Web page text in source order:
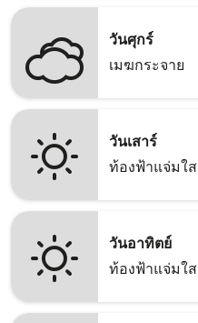
วันศุกร์
เมฆกระจาย
วันเสาร์
ท้องฟ้าแจ่มใส
วันอาทิตย์
ท้องฟ้าแจ่มใส